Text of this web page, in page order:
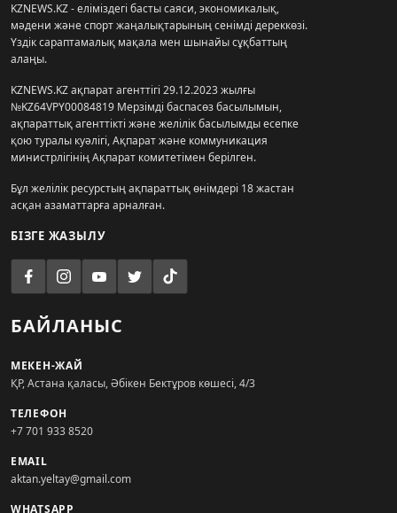
KZNEWS.KZ - еліміздегі басты саяси, экономикалық,
мәдени және спорт жаңалықтарының сенімді дереккөзі.
Үздік сараптамалық мақала мен шынайы сұқбаттың
алаңы.
KZNEWS.KZ ақпарат агенттігі 29.12.2023 жылғы
№KZ64VPY00084819 Мерзімді баспасөз басылымын,
ақпараттық агенттікті және желілік басылымды есепке
қою туралы куәлігі, Ақпарат және коммуникация
министрлігінің Ақпарат комитетімен берілген.
Бұл желілік ресурстың ақпараттық өнімдері 18 жастан
асқан азаматтарға арналған.
БІЗГЕ ЖАЗЫЛУ
БАЙЛАНЫС
МЕКЕН-ЖАЙ
ҚР, Астана қаласы, Әбікен Бектұров көшесі, 4/3
ТЕЛЕФОН
+7 701 933 8520
EMAIL
aktan.yeltay@gmail.com
WHATSAPP